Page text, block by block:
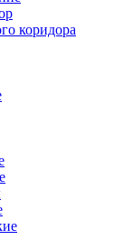
коридора